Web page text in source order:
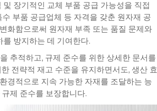
장기적인 교체 부품 공급 가능성을 직접
부품 공급업체 등 자격을 갖춘 원자재 공
화함으로써 원자재 부족 또는 품질 문제와
방지하는 데 기여한다.
추적하고, 규제 준수를 위한 상세한 문서를
전략적 재고 수준을 유지하면서도, 생산 효
경적으로 지속 가능한 자재를 조달하는 능
제 준수를 보장합니다.